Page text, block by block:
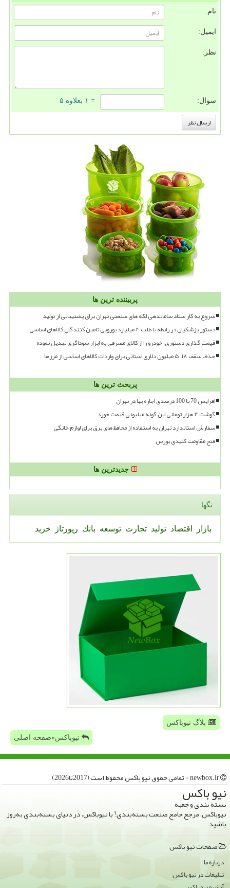
نام:
ایمیل:
نظر:
سوال: = ۱ بعلاوه ۵
پربیننده ترین ها
شروع به کار ستاد ساماندهی لکه های صنعتی تهران برای پشتیبانی از تولید
دستور پزشکیان در رابطه با طلب ۴ میلیارد یورویی تامین کنندگان کالاهای اساسی
قیمت گذاری دستوری، خودرو را از کالای مصرفی به ابزار سوداگری تبدیل نموده
حذف سقف ۱۸، ۵ میلیون دلاری استانی برای واردات کالاهای اساسی از مرزها
پربحث ترین ها
افزایش 70 تا 100 درصدی اجاره بها در تهران
گوشت ۴ هزار تومانی این گونه میلیونی قیمت خورد
سفارش استاندارد تهران به استفاده از محافظ های برق برای لوازم خانگی
فتح مقاومت کلیدی بورس
جدیدترین ها
تگها
بازار اقتصاد تولید تجارت توسعه بانك رپورتاژ خرید
بلاگ نیوباکس
نیوباکس»صفحه اصلی
نیو باكس
بسته بندی و جعبه
نیوباکس، مرجع جامع صنعت بسته‌بندی! با نیوباکس، در دنیای بسته‌بندی به‌روز
باشید
صفحات نیو باكس
درباره ما
تبلیغات در نیو باكس